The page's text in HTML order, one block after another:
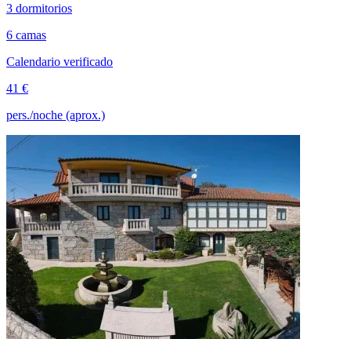
3 dormitorios
6 camas
Calendario verificado
41 €
pers./noche (aprox.)